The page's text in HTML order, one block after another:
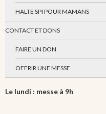
HALTE SPI POUR MAMANS
CONTACT ET DONS
FAIRE UN DON
OFFRIR UNE MESSE
Le lundi : messe à 9h